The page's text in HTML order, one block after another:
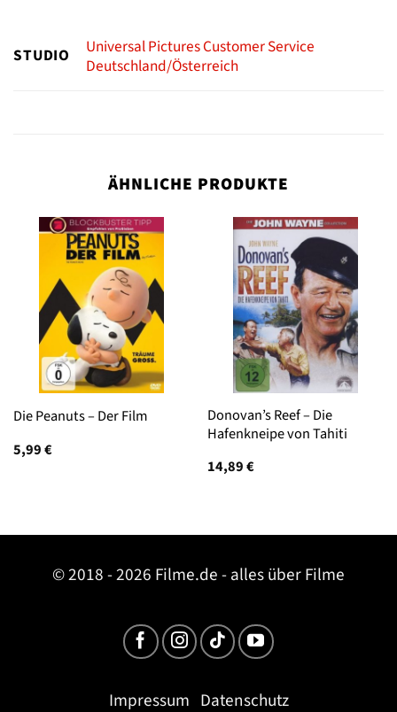
STUDIO
Universal Pictures Customer Service
Deutschland/Österreich
ÄHNLICHE PRODUKTE
Die Peanuts – Der Film
5,99€
Donovan’s Reef – Die
Hafenkneipe von Tahiti
14,89€
© 2018 - 2026 Filme.de - alles über Filme
Impressum Datenschutz